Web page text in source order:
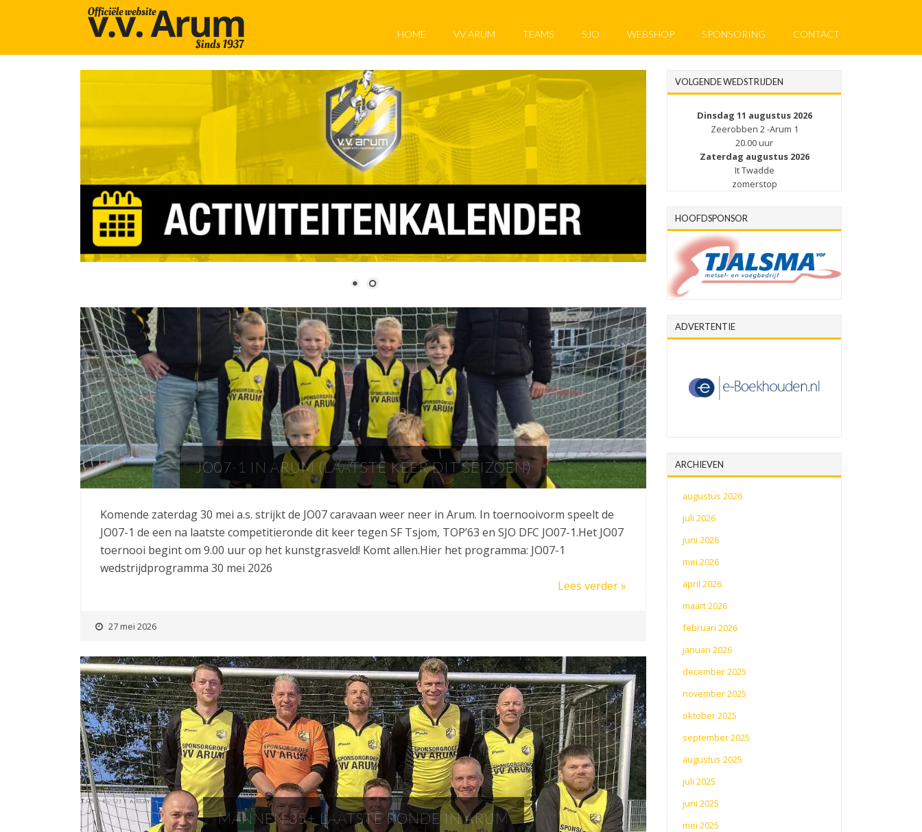
HOME VV ARUM TEAMS SJO WEBSHOP SPONSORING CONTACT
JO07-1 IN ARUM (LAATSTE KEER DIT SEIZOEN)
Komende zaterdag 30 mei a.s. strijkt de JO07 caravaan weer neer in Arum. In toernooivorm speelt de
JO07-1 de een na laatste competitieronde dit keer tegen SF Tsjom, TOP’63 en SJO DFC JO07-1.Het JO07
toernooi begint om 9.00 uur op het kunstgrasveld! Komt allen.Hier het programma: JO07-1
wedstrijdprogramma 30 mei 2026
Lees verder »
27 mei 2026
MANNEN 35+ LAATSTE RONDE IN ARUM
VOLGENDE WEDSTRIJDEN
Dinsdag 11 augustus 2026
Zeerobben 2 -Arum 1
20.00 uur
Zaterdag augustus 2026
It Twadde
zomerstop
HOOFDSPONSOR
ADVERTENTIE
ARCHIEVEN
augustus 2026
juli 2026
juni 2026
mei 2026
april 2026
maart 2026
februari 2026
januari 2026
december 2025
november 2025
oktober 2025
september 2025
augustus 2025
juli 2025
juni 2025
mei 2025